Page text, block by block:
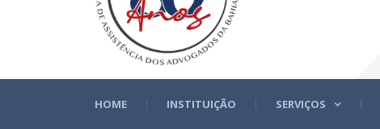
HOME INSTITUIÇÃO SERVIÇOS